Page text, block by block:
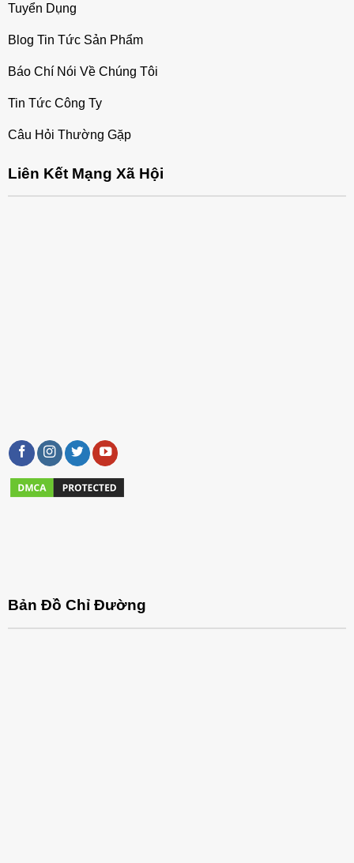
Tuyển Dụng
Blog Tin Tức Sản Phẩm
Báo Chí Nói Về Chúng Tôi
Tin Tức Công Ty
Câu Hỏi Thường Gặp
Liên Kết Mạng Xã Hội
Bản Đồ Chỉ Đường